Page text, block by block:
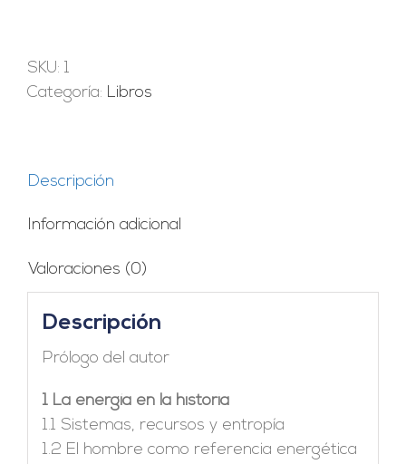
la
Historia
SKU: 1
Categoría: Libros
Descripción
Información adicional
Valoraciones (0)
Descripción
Prólogo del autor
1 La energía en la historia
1.1 Sistemas, recursos y entropía
1.2 El hombre como referencia energética